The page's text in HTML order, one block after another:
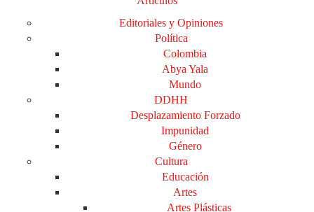
Editoriales y Opiniones
Política
Colombia
Abya Yala
Mundo
DDHH
Desplazamiento Forzado
Impunidad
Género
Cultura
Educación
Artes
Artes Plásticas